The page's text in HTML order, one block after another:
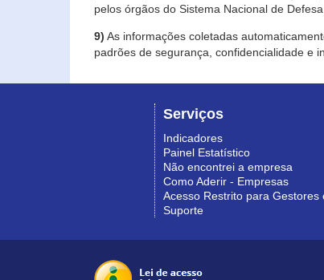
pelos órgãos do Sistema Nacional de
9) As informações coletadas
padrões de segurança, confidencialidade e
Serviços
Indicadores
Painel Estatístico
Não encontrei a empresa
Como Aderir - Empresas
Acesso Restrito para Gestores
Suporte